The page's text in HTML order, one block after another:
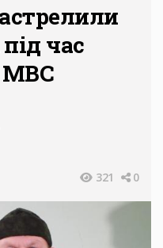
час
МВС
321 0